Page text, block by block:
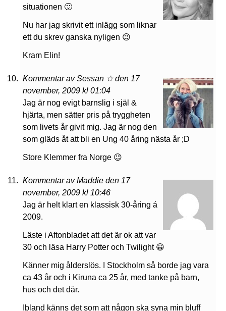
situationen 🙂
Nu har jag skrivit ett inlägg som liknar
ett du skrev ganska nyligen 😉
Kram Elin!
Kommentar av Sessan ☆ den 17
november, 2009 kl 01:04
Jag är nog evigt barnslig i själ &
hjärta, men sätter pris på tryggheten
som livets år givit mig. Jag är nog den
som gläds åt att bli en Ung 40 åring nästa år ;D
Store Klemmer fra Norge 😉
Kommentar av Maddie den 17
november, 2009 kl 10:46
Jag är helt klart en klassisk 30-åring á
2009.
Läste i Aftonbladet att det är ok att var
30 och läsa Harry Potter och Twilight 😀
Känner mig ålderslös. I Stockholm så borde jag vara
ca 43 år och i Kiruna ca 25 år, med tanke på barn,
hus och det där.
Ibland känns det som att någon ska syna min bluff